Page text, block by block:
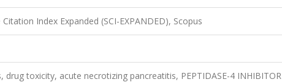
Citation Index Expanded (SCI-EXPANDED), Scopus
drug toxicity, acute necrotizing pancreatitis, PEPTIDASE-4 INHIBITOR